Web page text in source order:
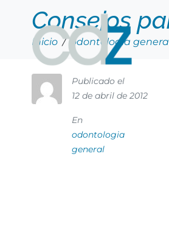
Consejos
Inicio odontologia
Publicado el
12 de abril de 2012
En
odontologia
general